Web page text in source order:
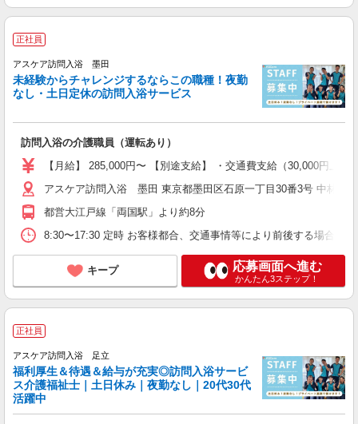
正社員
アスケア訪問入浴 墨田
未経験からチャレンジするならこの職種！夜勤
なし・土日定休の訪問入浴サービス
訪問入浴の介護職員（運転あり）
【月給】 285,000円〜 【別途支給】 ・交通費支給（30,000円上
アスケア訪問入浴 墨田 東京都墨田区石原一丁目30番3号 中林ビ
都営大江戸線「両国駅」より約8分
8:30〜17:30 定時 お客様都合、交通事情等により前後する場合あ
キープ 応募画面へ進む
かんたん3ステップ！
正社員
アスケア訪問入浴 足立
福利厚生＆待遇＆給与が充実◎訪問入浴サービ
ス介護福祉士｜土日休み｜夜勤なし｜20代30代
活躍中